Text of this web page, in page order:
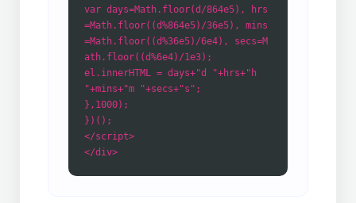
var days=Math.floor(d/864e5), hrs
=Math.floor((d%864e5)/36e5), mins
=Math.floor((d%36e5)/6e4), secs=M
ath.floor((d%6e4)/1e3);
el.innerHTML = days+"d "+hrs+"h
"+mins+"m "+secs+"s";
},1000);
})();
</script>
</div>